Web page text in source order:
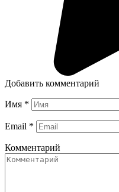
Добавить комментарий
Имя *
Email *
Комментарий